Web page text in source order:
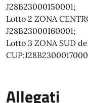
J28B23000150001;
Lotto 2 ZONA
J28B23000160001;
Lotto 3 ZONA SUD
Allegati